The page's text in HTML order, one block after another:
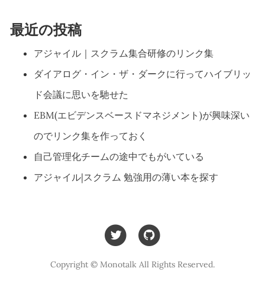
最近の投稿
アジャイル｜スクラム集合研修のリンク集
ダイアログ・イン・ザ・ダークに行ってハイブリッ
ド会議に思いを馳せた
EBM(エビデンスベースドマネジメント)が興味深い
のでリンク集を作っておく
自己管理化チームの途中でもがいている
アジャイル|スクラム 勉強用の薄い本を探す
Copyright © Monotalk All Rights Reserved.